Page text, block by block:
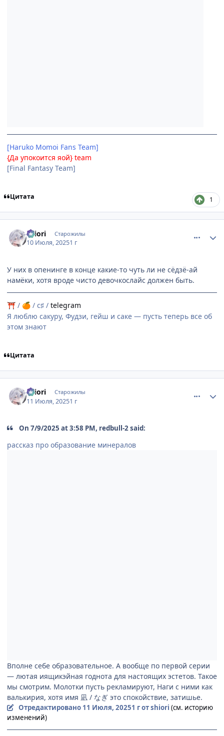
[Haruko Momoi Fans Team]
{Да упокоится яой} team
[Final Fantasy Team]
Цитата 1
shiоri Старожилы
10 Июля, 20251 г
У них в опенинге в конце какие-то чуть ли не сёдзё-ай
намёки, хотя вроде чисто девочкослайс должен быть.
⛩ / 🍊 / c♯ / telegram
Я люблю сакуру, Фудзи, гейш и саке — пусть теперь все об
этом знают
Цитата
shiоri Старожилы
11 Июля, 20251 г
On 7/9/2025 at 3:58 PM, redbull-2 said:
рассказ про образование минералов
Вполне себе образовательное. А вообще по первой серии
— лютая иящикэйная годнота для настоящих эстетов. Такое
мы смотрим. Молотки пусть рекламируют, Наги с ними как
валькирия, хотя имя 凪 / なぎ это спокойствие, затишье.
Отредактировано 11 Июля, 20251 гот shiоri (см. историю
изменений)